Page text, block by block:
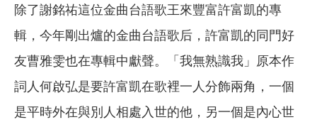
除了謝銘祐這位金曲台語歌王來豐富許富凱的專
輯，今年剛出爐的金曲台語歌后，許富凱的同門好
友曹雅雯也在專輯中獻聲。「我無熟識我」原本作
詞人何啟弘是要許富凱在歌裡一人分飾兩角，一個
是平時外在與別人相處入世的他，另一個是內心世